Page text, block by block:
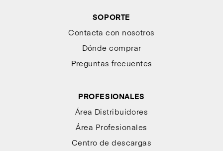
SOPORTE
Contacta con nosotros
Dónde comprar
Preguntas frecuentes
PROFESIONALES
Área Distribuidores
Área Profesionales
Centro de descargas